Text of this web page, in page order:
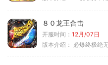
８０龙王合击
开服时间： 12月/07日
版本介绍： 必爆终极绝